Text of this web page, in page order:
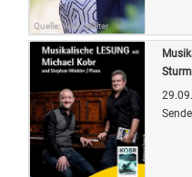
Quelle: Veranstalter